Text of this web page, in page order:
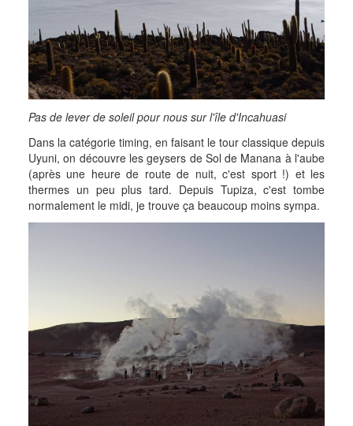
Pas de lever de soleil pour nous sur l'île d'Incahuasi
Dans la catégorie timing, en faisant le tour classique depuis
Uyuni, on découvre les geysers de Sol de Manana à l'aube
(après une heure de route de nuit, c'est sport !) et les
thermes un peu plus tard. Depuis Tupiza, c'est tombe
normalement le midi, je trouve ça beaucoup moins sympa.